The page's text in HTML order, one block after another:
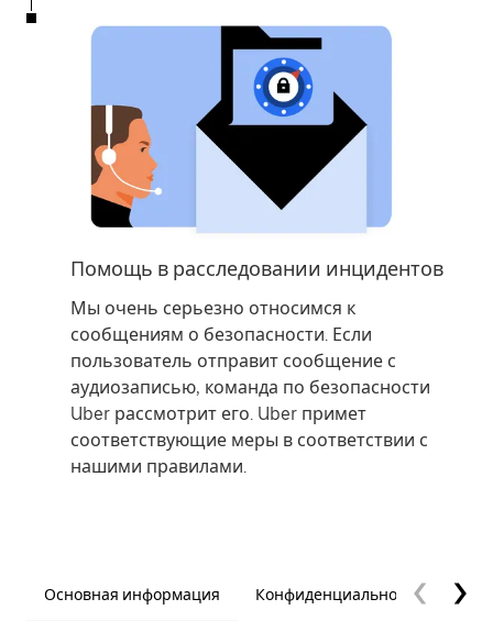
Помощь в расследовании инцидентов
Мы очень серьезно относимся к
сообщениям о безопасности. Если
пользователь отправит сообщение с
аудиозаписью, команда по безопасности
Uber рассмотрит его. Uber примет
соответствующие меры в соответствии с
нашими правилами.
Основная информация Конфиденциальность